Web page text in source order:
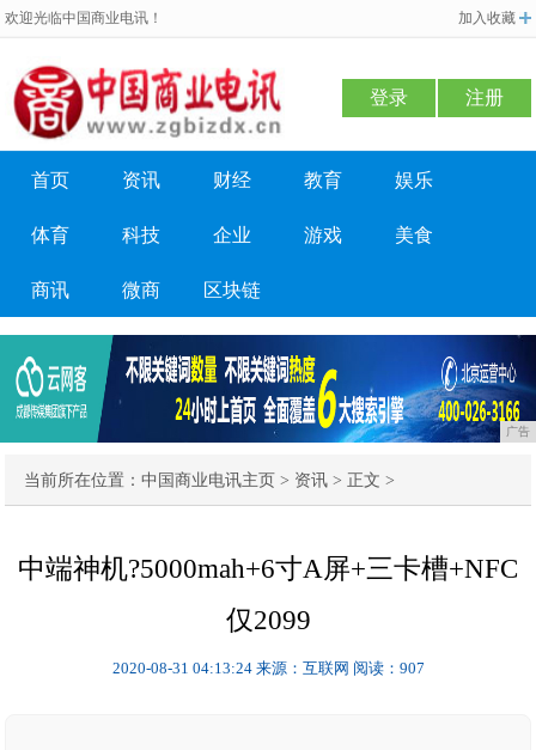
欢迎光临中国商业电讯！ 加入收藏
登录 注册
首页 资讯 财经 教育 娱乐
体育 科技 企业 游戏 美食
商讯 微商 区块链
广告
当前所在位置：中国商业电讯主页 > 资讯 > 正文 >
中端神机?5000mah+6寸A屏+三卡槽+NFC
仅2099
2020-08-31 04:13:24 来源：互联网 阅读：907